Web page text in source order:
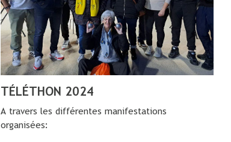
TÉLÉTHON 2024
A travers les différentes manifestations
organisées: